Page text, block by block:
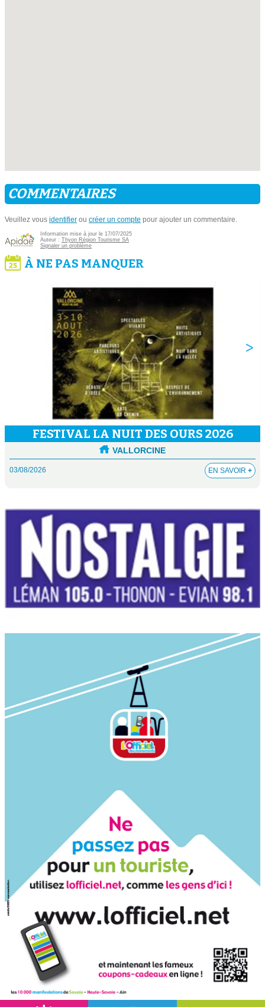
COMMENTAIRES
Veuillez vous identifier ou créer un compte pour ajouter un commentaire.
Information mise à jour le 17/07/2025
Auteur : Thyon Région Tourisme SA
Signaler un problème
À NE PAS MANQUER
FESTIVAL LA NUIT DES OURS 2026
VALLORCINE
03/08/2026 EN SAVOIR +